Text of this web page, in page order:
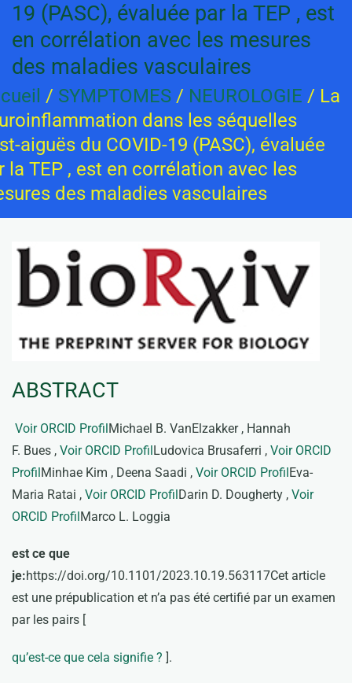
19 (PASC), évaluée par la TEP , est
en corrélation avec les mesures
des maladies vasculaires
/ SYMPTOMES / NEUROLOGIE / La
dans les séquelles
aiguës du COVID-19 (PASC), évaluée
la TEP , est en corrélation avec les
des maladies vasculaires
ABSTRACT
Voir ORCID Profil Michael B. VanElzakker , Hannah
F. Bues , Voir ORCID Profil Ludovica Brusaferri , Voir ORCID
Profil Minhae Kim , Deena Saadi , Voir ORCID Profil Eva-
Maria Ratai , Voir ORCID Profil Darin D. Dougherty , Voir
ORCID Profil Marco L. Loggia
est ce que
je:https://doi.org/10.1101/2023.10.19.563117Cet article
est une prépublication et n’a pas été certifié par un examen
par les pairs [
qu’est-ce que cela signifie ? ].